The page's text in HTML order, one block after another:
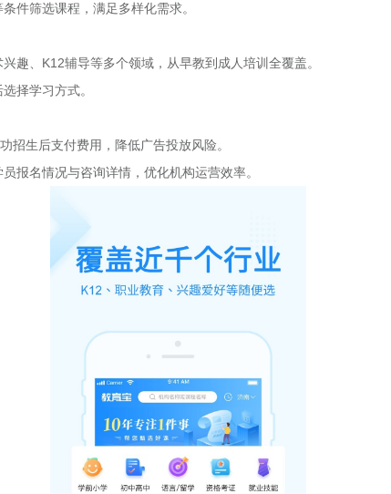
件筛选课程，满足多样化需求。
趣、K12辅导等多个领域，从早教到成人培训全覆盖。
择学习方式。
招生后支付费用，降低广告投放风险。
报名情况与咨询详情，优化机构运营效率。